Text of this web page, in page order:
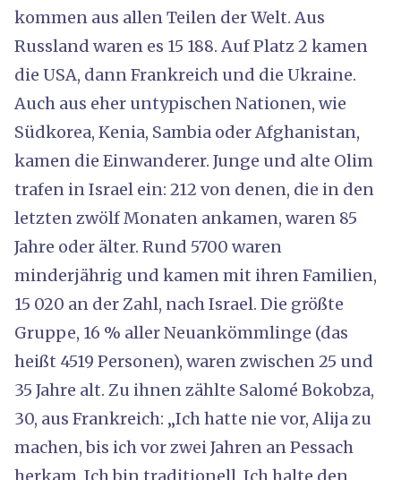
kommen aus allen Teilen der Welt. Aus
Russland waren es 15 188. Auf Platz 2 kamen
die USA, dann Frankreich und die Ukraine.
Auch aus eher untypischen Nationen, wie
Südkorea, Kenia, Sambia oder Afghanistan,
kamen die Einwanderer. Junge und alte Olim
trafen in Israel ein: 212 von denen, die in den
letzten zwölf Monaten ankamen, waren 85
Jahre oder älter. Rund 5700 waren
minderjährig und kamen mit ihren Familien,
15 020 an der Zahl, nach Israel. Die größte
Gruppe, 16 % aller Neuankömmlinge (das
heißt 4519 Personen), waren zwischen 25 und
35 Jahre alt. Zu ihnen zählte Salomé Bokobza,
30, aus Frankreich: „Ich hatte nie vor, Alija zu
machen, bis ich vor zwei Jahren an Pessach
herkam. Ich bin traditionell. Ich halte den